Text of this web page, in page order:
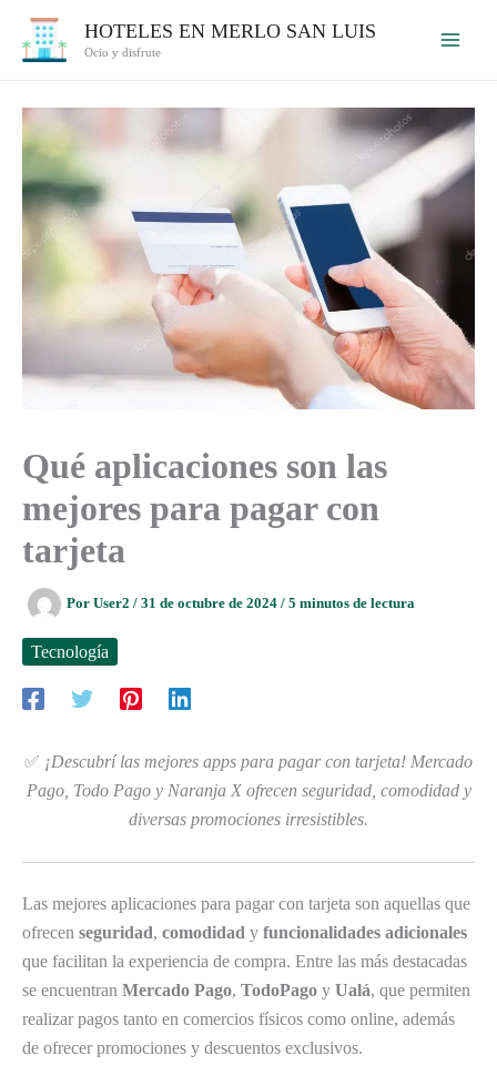
HOTELES EN MERLO SAN LUIS
Ocio y disfrute
Qué aplicaciones son las
mejores para pagar con
tarjeta
Por User2 / 31 de octubre de 2024 / 5 minutos de lectura
Tecnología
✅ ¡Descubrí las mejores apps para pagar con tarjeta! Mercado
Pago, Todo Pago y Naranja X ofrecen seguridad, comodidad y
diversas promociones irresistibles.
Las mejores aplicaciones para pagar con tarjeta son aquellas que
ofrecen seguridad, comodidad y funcionalidades adicionales
que facilitan la experiencia de compra. Entre las más destacadas
se encuentran Mercado Pago, TodoPago y Ualá, que permiten
realizar pagos tanto en comercios físicos como online, además
de ofrecer promociones y descuentos exclusivos.